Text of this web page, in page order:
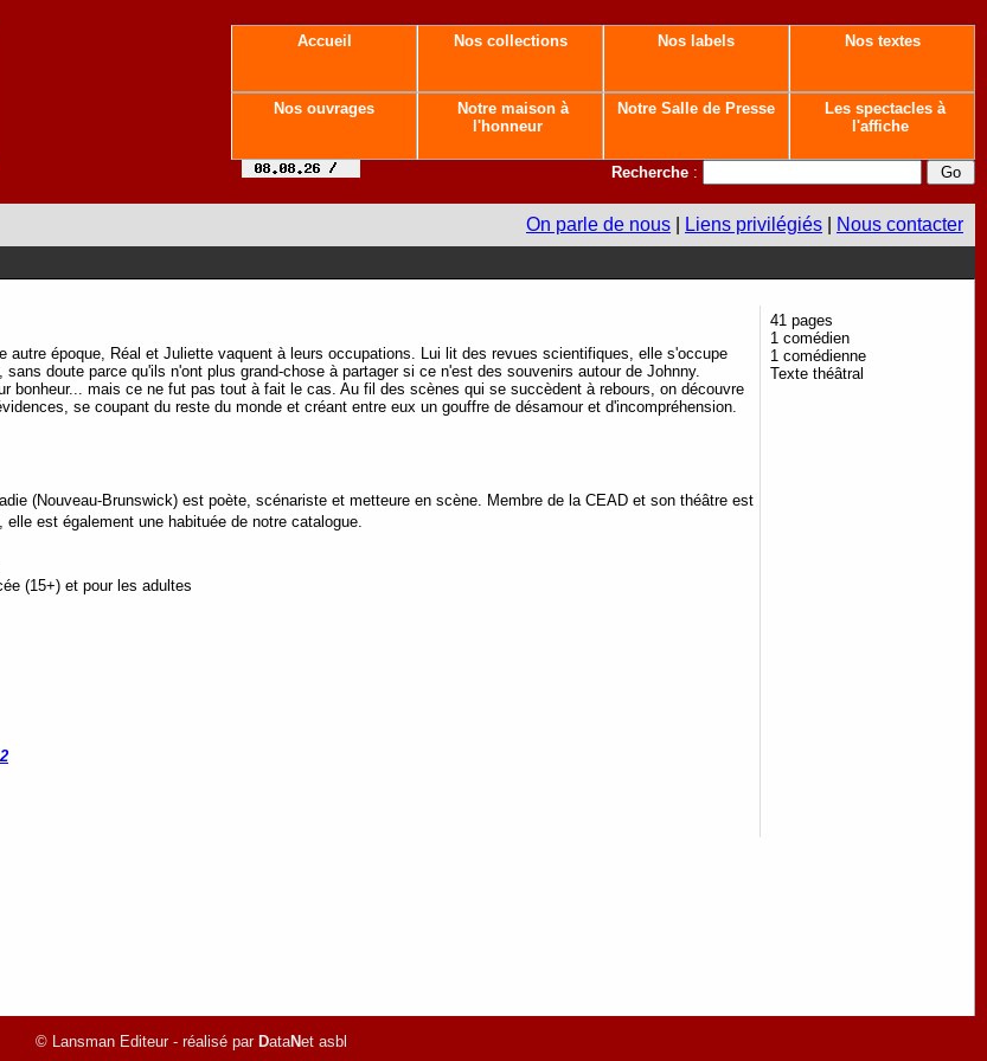
Accueil Nos collections Nos labels Nos textes
Nos ouvrages
Notre maison à
l'honneur
Notre Salle de Presse
Les spectacles à
l'affiche
Recherche :
On parle de nous Liens privilégiés Nous contacter
autre époque, Réal et Juliette vaquent à leurs occupations. Lui lit des revues scientifiques, elle s'occupe
doute parce qu'ils n'ont plus grand-chose à partager si ce n'est des souvenirs autour de Johnny.
bonheur... mais ce ne fut pas tout à fait le cas. Au fil des scènes qui se succèdent à rebours, on découvre
se coupant du reste du monde et créant entre eux un gouffre de désamour et d'incompréhension.
(Nouveau-Brunswick) est poète, scénariste et metteure en scène.
Membre de la CEAD et son théâtre est
est également une habituée de notre catalogue.
(15+) et pour les adultes
41 pages
1 comédien
1 comédienne
Texte théâtral
© Lansman Editeur - réalisé par DataNet asbl